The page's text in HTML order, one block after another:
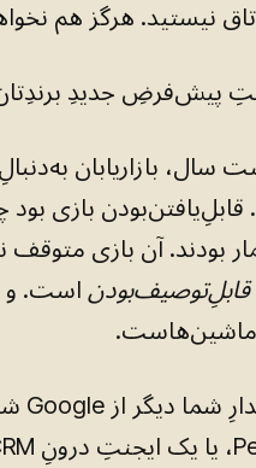
نیستید. هرگز هم
پیش‌فرضِ جدیدِ
سال، بازاریابان
قابلِ‌یافتن‌بودن بازی
بودند. آن بازی متوقف
قابلِ‌توصیف‌بودن
ماشین‌هاست.